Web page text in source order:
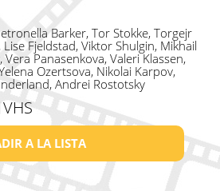
Barker, Tor Stokke, Torgejr
Fjeldstad, Viktor Shulgin, Mikhail
Vera Panasenkova, Valeri Klassen,
Ozertsova, Nikolai Karpov,
Andrei Rostotsky
VHS
A LA LISTA